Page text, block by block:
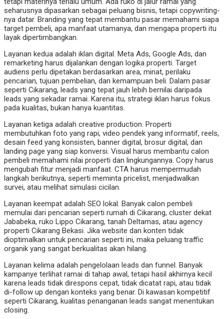
seharusnya dipasarkan sebagai peluang bisnis, tetapi copywriting-
nya datar. Branding yang tepat membantu pasar memahami siapa
target pembeli, apa manfaat utamanya, dan mengapa properti itu
layak dipertimbangkan.
Layanan kedua adalah iklan digital. Meta Ads, Google Ads, dan
remarketing harus dijalankan dengan logika properti. Target
audiens perlu dipetakan berdasarkan area, minat, perilaku
pencarian, tujuan pembelian, dan kemampuan beli. Dalam pasar
seperti Cikarang, leads yang tepat jauh lebih bernilai daripada
leads yang sekadar ramai. Karena itu, strategi iklan harus fokus
pada kualitas, bukan hanya kuantitas.
Layanan ketiga adalah creative production. Properti
membutuhkan foto yang rapi, video pendek yang informatif, reels,
desain feed yang konsisten, banner digital, brosur digital, dan
landing page yang siap konversi. Visual harus membantu calon
pembeli memahami nilai properti dan lingkungannya. Copy harus
mengubah fitur menjadi manfaat. CTA harus mempermudah
langkah berikutnya, seperti meminta pricelist, menjadwalkan
survei, atau melihat simulasi cicilan.
Layanan keempat adalah SEO lokal. Banyak calon pembeli
memulai dari pencarian seperti rumah di Cikarang, cluster dekat
Jababeka, ruko Lippo Cikarang, tanah Deltamas, atau agency
properti Cikarang Bekasi. Jika website dan konten tidak
dioptimalkan untuk pencarian seperti ini, maka peluang traffic
organik yang sangat berkualitas akan hilang.
Layanan kelima adalah pengelolaan leads dan funnel. Banyak
kampanye terlihat ramai di tahap awal, tetapi hasil akhirnya kecil
karena leads tidak direspons cepat, tidak dicatat rapi, atau tidak
di-follow up dengan konteks yang benar. Di kawasan kompetitif
seperti Cikarang, kualitas penanganan leads sangat menentukan
closing.